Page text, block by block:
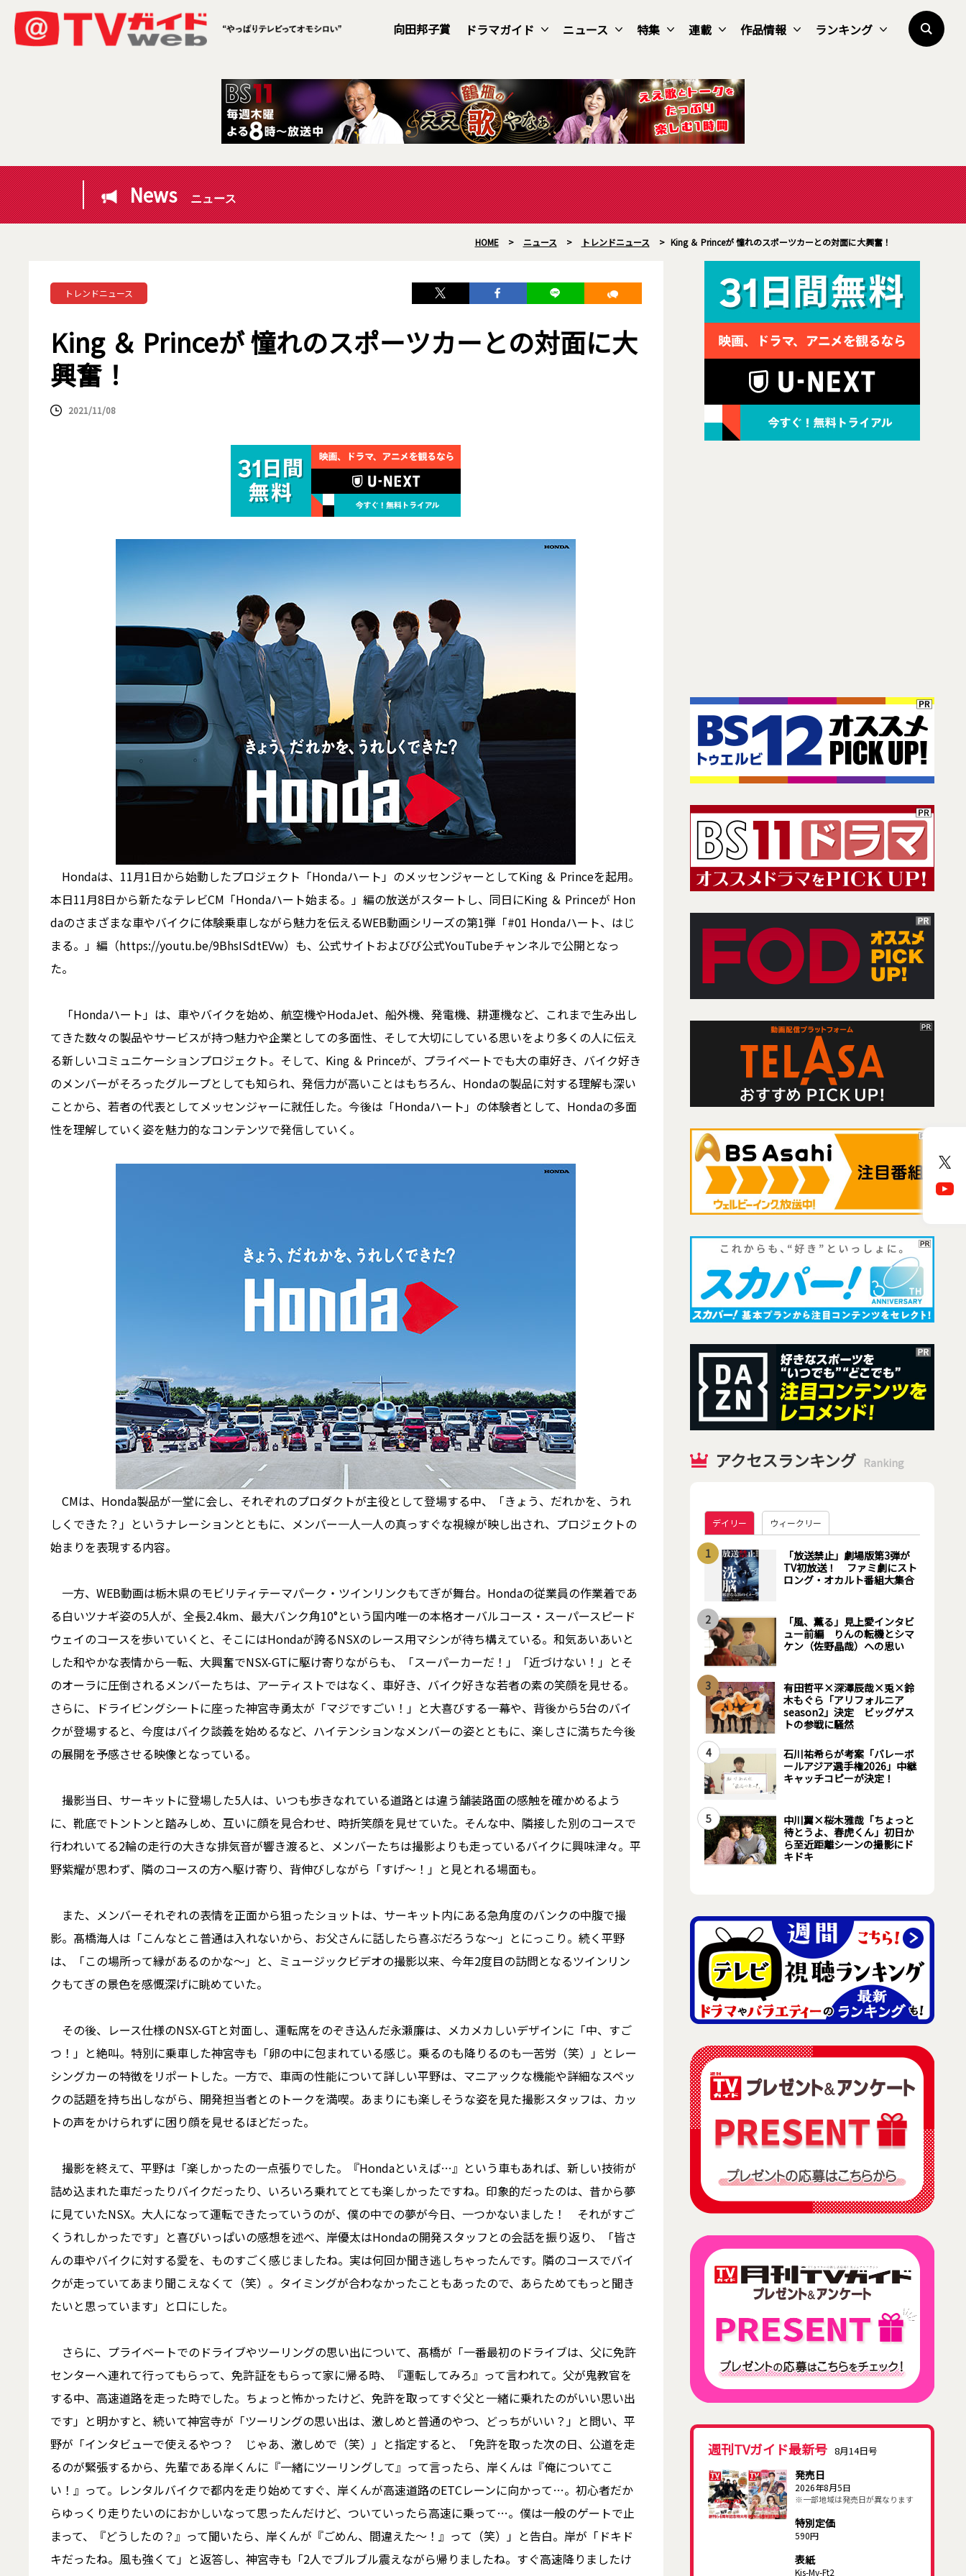
向田邦子賞 ドラマガイド ニュース 特集 連載 作品情報 ランキング
News ニュース
HOME > ニュース > トレンドニュース > King ＆ Princeが 憧れのスポーツカーとの対面に大興奮！
トレンドニュース
King ＆ Princeが 憧れのスポーツカーとの対面に大
興奮！
2021/11/08
Hondaは、11月1日から始動したプロジェクト「Hondaハート」のメッセンジャーとしてKing ＆ Princeを起用。
本日11月8日から新たなテレビCM「Hondaハート始まる。」編の放送がスタートし、同日にKing ＆ Princeが Hon
daのさまざまな車やバイクに体験乗車しながら魅力を伝えるWEB動画シリーズの第1弾「#01 Hondaハート、はじ
まる。」編（https://youtu.be/9BhsISdtEVw）も、公式サイトおよびび公式YouTubeチャンネルで公開となっ
た。
「Hondaハート」は、車やバイクを始め、航空機やHodaJet、船外機、発電機、耕運機など、これまで生み出し
てきた数々の製品やサービスが持つ魅力や企業としての多面性、そして大切にしている思いをより多くの人に伝え
る新しいコミュニケーションプロジェクト。そして、King ＆ Princeが、プライベートでも大の車好き、バイク好き
のメンバーがそろったグループとしても知られ、発信力が高いことはもちろん、Hondaの製品に対する理解も深い
ことから、若者の代表としてメッセンジャーに就任した。今後は「Hondaハート」の体験者として、Hondaの多面
性を理解していく姿を魅力的なコンテンツで発信していく。
CMは、Honda製品が一堂に会し、それぞれのプロダクトが主役として登場する中、「きょう、だれかを、うれ
しくできた？」というナレーションとともに、メンバー一人一人の真っすぐな視線が映し出され、プロジェクトの
始まりを表現する内容。
一方、WEB動画は栃木県のモビリティテーマパーク・ツインリンクもてぎが舞台。Hondaの従業員の作業着であ
る白いツナギ姿の5人が、全長2.4km、最大バンク角10°という国内唯一の本格オーバルコース・スーパースピード
ウェイのコースを歩いていくと、そこにはHondaが誇るNSXのレース用マシンが待ち構えている。和気あいあいと
した和やかな表情から一転、大興奮でNSX-GTに駆け寄りながらも、「スーパーカーだ！」「近づけない！」とそ
のオーラに圧倒されるメンバーたちは、アーティストではなく、車好き、バイク好きな若者の素の笑顔を見せる。
さらに、ドライビングシートに座った神宮寺勇太が「マジですごい！」と大喜びする一幕や、背後から5台のバイ
クが登場すると、今度はバイク談義を始めるなど、ハイテンションなメンバーの姿とともに、楽しさに満ちた今後
の展開を予感させる映像となっている。
撮影当日、サーキットに登場した5人は、いつも歩きなれている道路とは違う舗装路面の感触を確かめるよう
に、靴底でトントンと踏みしめ、互いに顔を見合わせ、時折笑顔を見せていた。そんな中、隣接した別のコースで
行われいてる2輪の走行の大きな排気音が響き渡ると、メンバーたちは撮影よりも走っているバイクに興味津々。平
野紫耀が思わず、隣のコースの方へ駆け寄り、背伸びしながら「すげ～！」と見とれる場面も。
また、メンバーそれぞれの表情を正面から狙ったショットは、サーキット内にある急角度のバンクの中腹で撮
影。髙橋海人は「こんなとこ普通は入れないから、お父さんに話したら喜ぶだろうな～」とにっこり。続く平野
は、「この場所って縁があるのかな～」と、ミュージックビデオの撮影以来、今年2度目の訪問となるツインリン
クもてぎの景色を感慨深げに眺めていた。
その後、レース仕様のNSX-GTと対面し、運転席をのぞき込んだ永瀬廉は、メカメカしいデザインに「中、すご
つ！」と絶叫。特別に乗車した神宮寺も「卵の中に包まれている感じ。乗るのも降りるのも一苦労（笑）」とレー
シングカーの特徴をリポートした。一方で、車両の性能について詳しい平野は、マニアックな機能や詳細なスペッ
クの話題を持ち出しながら、開発担当者とのトークを満喫。あまりにも楽しそうな姿を見た撮影スタッフは、カッ
トの声をかけられずに困り顔を見せるほどだった。
撮影を終えて、平野は「楽しかったの一点張りでした。『Hondaといえば…』という車もあれば、新しい技術が
詰め込まれた車だったりバイクだったり、いろいろ乗れてとても楽しかったですね。印象的だったのは、昔から夢
に見ていたNSX。大人になって運転できたっていうのが、僕の中での夢が今日、一つかないました！ それがすご
くうれしかったです」と喜びいっぱいの感想を述べ、岸優太はHondaの開発スタッフとの会話を振り返り、「皆さ
んの車やバイクに対する愛を、ものすごく感じましたね。実は何回か聞き逃しちゃったんです。隣のコースでバイ
クが走っていてあまり聞こえなくて（笑）。タイミングが合わなかったこともあったので、あらためてもっと聞き
たいと思っています」と口にした。
さらに、プライベートでのドライブやツーリングの思い出について、髙橋が「一番最初のドライブは、父に免許
センターへ連れて行ってもらって、免許証をもらって家に帰る時、『運転してみろ』って言われて。父が鬼教官を
する中、高速道路を走った時でした。ちょっと怖かったけど、免許を取ってすぐ父と一緒に乗れたのがいい思い出
です」と明かすと、続いて神宮寺が「ツーリングの思い出は、激しめと普通のやつ、どっちがいい？」と問い、平
野が「インタビューで使えるやつ？ じゃあ、激しめで（笑）」と指定すると、「免許を取った次の日、公道を走
るのが緊張するから、先輩である岸くんに『一緒にツーリングして』って言ったら、岸くんは『俺についてこ
い！』って。レンタルバイクで都内を走り始めてすぐ、岸くんが高速道路のETCレーンに向かって…。初心者だか
らゆっくり走りたいのにおかしいなって思ったんだけど、ついていったら高速に乗って…。僕は一般のゲートで止
まって、『どうしたの？』って聞いたら、岸くんが『ごめん、間違えた～！』って（笑）」と告白。岸が「ドキド
キだったね。風も強くて」と返答し、神宮寺も「2人でブルブル震えながら帰りましたね。すぐ高速降りましたけ
アクセスランキング Ranking
デイリー ウィークリー
1
「放送禁止」劇場版第3弾が
TV初放送！ ファミ劇にスト
ロング・オカルト番組大集合
2
「風、薫る」見上愛インタビ
ュー前編 りんの転機とシマ
ケン（佐野晶哉）への思い
3
有田哲平×深澤辰哉×兎×鈴
木もぐら「アリフォルニア
season2」決定 ビッグゲス
トの参戦に騒然
4
石川祐希らが考案「バレーボ
ールアジア選手権2026」中継
キャッチコピーが決定！
5
中川翼×桜木雅哉「ちょっと
待とうよ、春虎くん」初日か
ら至近距離シーンの撮影にド
キドキ
週刊TVガイド最新号 8月14日号
発売日
2026年8月5日
※一部地域は発売日が異なります
特別定価
590円
表紙
Kis-My-Ft2